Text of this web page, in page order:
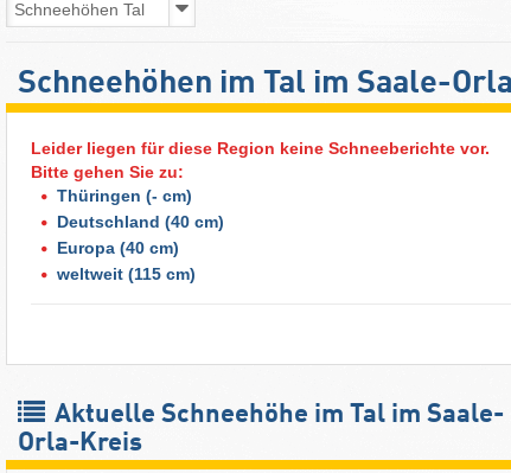
Schneehöhen im Tal im Saale-
Leider liegen für diese Region keine Schneeberichte vor.
Bitte gehen Sie zu:
Thüringen (- cm)
Deutschland (40 cm)
Europa (40 cm)
weltweit (115 cm)
Aktuelle Schneehöhe im Tal im Saale-
Orla-Kreis